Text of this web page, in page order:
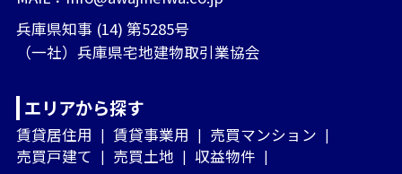
兵庫県知事 (14) 第5285号
（一社）兵庫県宅地建物取引業協会
エリアから探す
賃貸居住用 賃貸事業用
売買マンション
売買戸建て
売買土地 収益物件